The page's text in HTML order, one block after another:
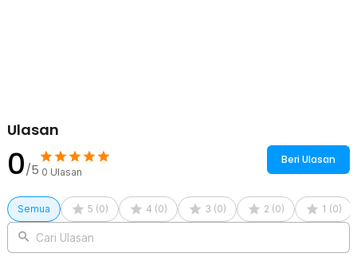
Ulasan
0/5 0 Ulasan
Beri Ulasan
Semua 5 (0) 4 (0) 3 (0) 2 (0) 1 (0)
Cari Ulasan